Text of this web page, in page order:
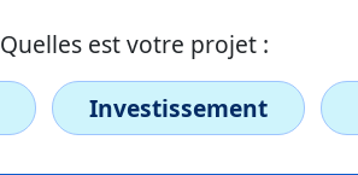
Quelles est votre projet :
Investissement